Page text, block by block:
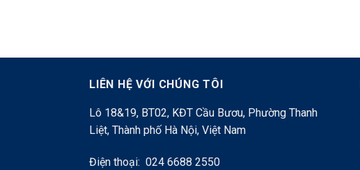
LIÊN HỆ VỚI CHÚNG TÔI
Lô 18&19, BT02, KĐT Cầu Bươu, Phường Thanh
Liệt, Thành phố Hà Nội, Việt Nam
Điện thoại: 024 6688 2550